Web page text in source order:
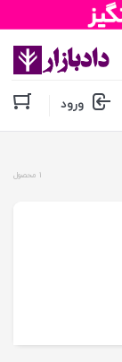
ورود
1 محصول